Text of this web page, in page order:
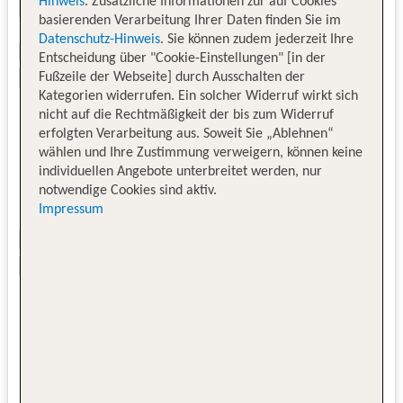
basierenden Verarbeitung Ihrer Daten finden Sie im
Datenschutz-Hinweis. Sie können zudem jederzeit Ihre
Entscheidung über "Cookie-Einstellungen" [in der
Fußzeile der Webseite] durch Ausschalten der
Kategorien widerrufen. Ein solcher Widerruf wirkt sich
nicht auf die Rechtmäßigkeit der bis zum Widerruf
erfolgten Verarbeitung aus. Soweit Sie „Ablehnen“
wählen und Ihre Zustimmung verweigern, können keine
individuellen Angebote unterbreitet werden, nur
notwendige Cookies sind aktiv.
Impressum